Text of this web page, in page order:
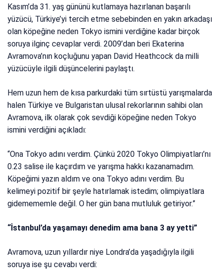
Kasım’da 31. yaş gününü kutlamaya hazırlanan başarılı
yüzücü, Türkiye’yi tercih etme sebebinden en yakın arkadaşı
olan köpeğine neden Tokyo ismini verdiğine kadar birçok
soruya ilginç cevaplar verdi. 2009’dan beri Ekaterina
Avramova’nın koçluğunu yapan David Heathcock da milli
yüzücüyle ilgili düşüncelerini paylaştı.
Hem uzun hem de kısa parkurdaki tüm sırtüstü yarışmalarda
halen Türkiye ve Bulgaristan ulusal rekorlarının sahibi olan
Avramova, ilk olarak çok sevdiği köpeğine neden Tokyo
ismini verdiğini açıkladı:
“Ona Tokyo adını verdim. Çünkü 2020 Tokyo Olimpiyatları’nı
0.23 salise ile kaçırdım ve yarışma hakkı kazanamadım.
Köpeğimi yazın aldım ve ona Tokyo adını verdim. Bu
kelimeyi pozitif bir şeyle hatırlamak istedim; olimpiyatlara
gidemememle değil. O her gün bana mutluluk getiriyor.”
“İstanbul’da yaşamayı denedim ama bana 3 ay yetti”
Avramova, uzun yıllardır niye Londra’da yaşadığıyla ilgili
soruya ise şu cevabı verdi: